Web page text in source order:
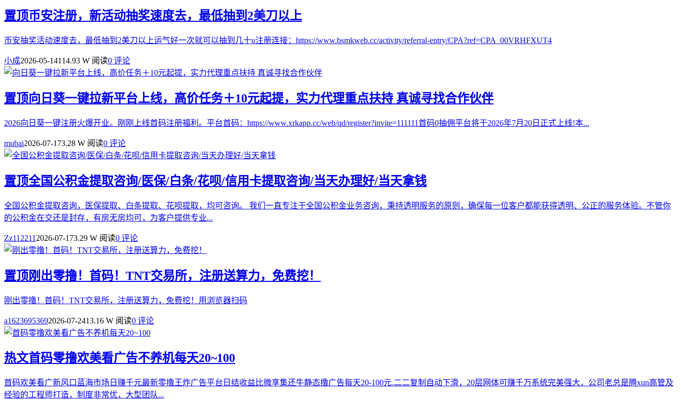
置顶币安注册，新活动抽奖速度去，最低抽到2美刀以上
币安抽奖活动速度去，最低抽到2美刀以上运气好一次就可以抽到几十u注册连接：https://www.bsmkweb.cc/activity/referral-entry/CPA?ref=CPA_00VRHFXUT4
小成2026-05-14114.93 W 阅读0 评论
置顶向日葵一键拉新平台上线，高价任务＋10元起提，实力代理重点扶持 真诚寻找合作伙伴
2026向日葵一键注册火爆开业。刚刚上线首码注册福利。平台首码：https://www.xrkapp.cc/web/qd/register?invite=111111首码0抽佣平台将于2026年7月20日正式上线!本...
mubai2026-07-173.28 W 阅读0 评论
置顶全国公积金提取咨询/医保/白条/花呗/信用卡提取咨询/当天办理好/当天拿钱
全国公积金提取咨询，医保提取、白条提取、花呗提取，均可咨询。 我们一直专注于全国公积金业务咨询，秉持透明服务的原则，确保每一位客户都能获得透明、公正的服务体验。不管你
的公积金在交还是封存，有房无房均可，为客户提供专业...
Zz112211 2026-07-173.29 W 阅读0 评论
置顶刚出零撸！首码！TNT交易所，注册送算力，免费挖！
刚出零撸！首码！TNT交易所，注册送算力，免费挖！用浏览器扫码
a16236953692026-07-2413.16 W 阅读0 评论
热文首码零撸欢美看广告不养机每天20~100
首码欢美看广新风口蓝海市场日赚千元最新零撸王炸广告平台日结收益比微享集还牛静态撸广告每天20-100元.二二复制自动下滑，20层网体可赚千万系统完美强大，公司老总是腾xun高管及
经验的工程师打造，制度非常优，大型团队...